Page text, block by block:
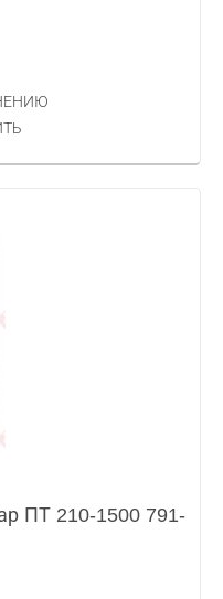
ПТ 210-1500 791-